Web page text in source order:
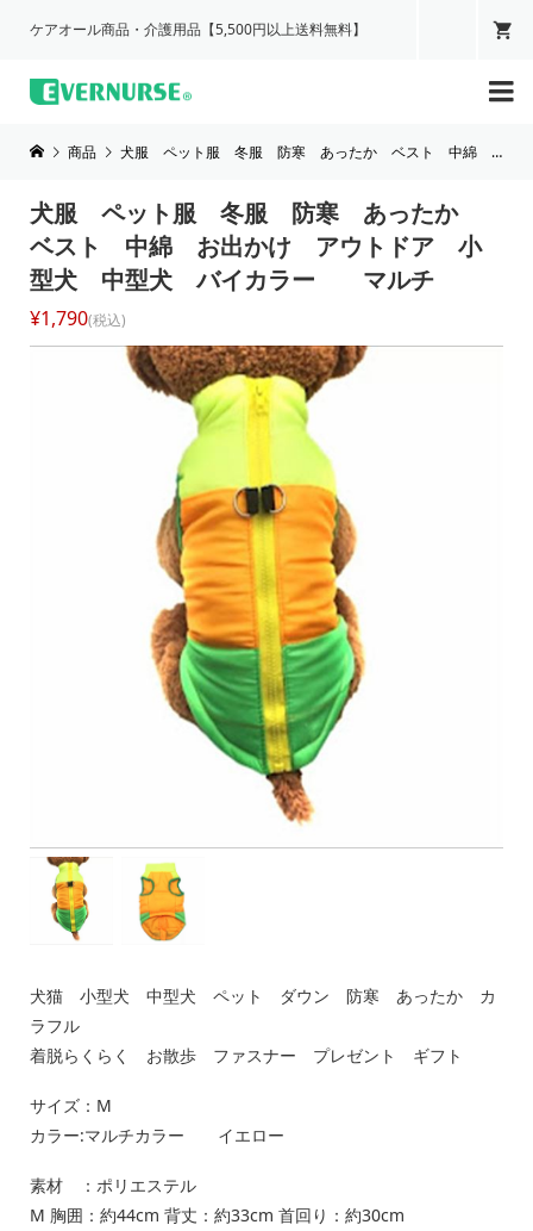
ケアオール商品・介護用品【5,500円以上送料無料】

商品 犬服 ペット服 冬服 防寒 あったか ベスト 中綿 お出かけ アウトドア 小型犬 中型犬 バイカラー マルチ
犬服 ペット服 冬服 防寒 あったか
ベスト 中綿 お出かけ アウトドア 小
型犬 中型犬 バイカラー マルチ
¥1,790(税込)
犬猫 小型犬 中型犬 ペット ダウン 防寒 あったか カ
ラフル
着脱らくらく お散歩 ファスナー プレゼント ギフト
サイズ：M
カラー:マルチカラー イエロー
素材 ：ポリエステル
M 胸囲：約44cm 背丈：約33cm 首回り：約30cm